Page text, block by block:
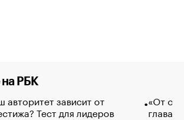
на РБК
авторитет зависит от
Тест для лидеров
«От
глава